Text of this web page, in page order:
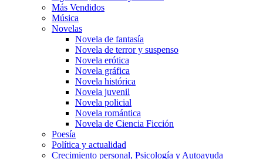
Más Vendidos
Música
Novelas
Novela de fantasía
Novela de terror y suspenso
Novela erótica
Novela gráfica
Novela histórica
Novela juvenil
Novela policial
Novela romántica
Novela de Ciencia Ficción
Poesía
Política y actualidad
Crecimiento personal, Psicología y Autoayuda